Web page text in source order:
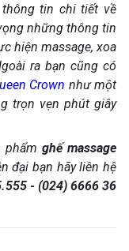
tin chi tiết về
những thông tin
hiện massage, xoa
ra bạn cũng có
Crown như một
trọn vẹn phút giây
phẩmghế massage
đại bạn hãy liên hệ
- (024) 6666 36